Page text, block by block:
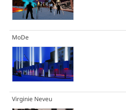
MoDe
Virginie Neveu